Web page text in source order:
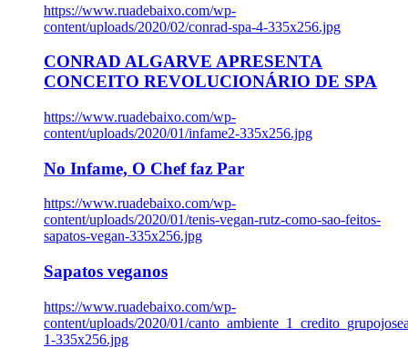
https://www.ruadebaixo.com/wp-
content/uploads/2020/02/conrad-spa-4-335x256.jpg
CONRAD ALGARVE APRESENTA
CONCEITO REVOLUCIONÁRIO DE SPA
https://www.ruadebaixo.com/wp-
content/uploads/2020/01/infame2-335x256.jpg
No Infame, O Chef faz Par
https://www.ruadebaixo.com/wp-
content/uploads/2020/01/tenis-vegan-rutz-como-sao-feitos-
sapatos-vegan-335x256.jpg
Sapatos veganos
https://www.ruadebaixo.com/wp-
content/uploads/2020/01/
1-335x256.jpg